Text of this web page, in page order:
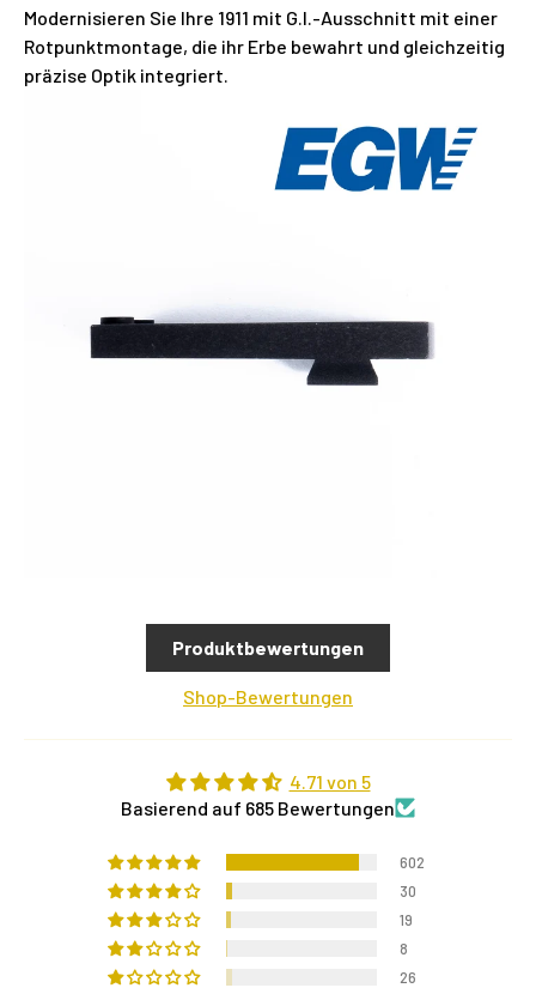
Modernisieren Sie Ihre 1911 mit G.I.-Ausschnitt mit einer
Rotpunktmontage, die ihr Erbe bewahrt und gleichzeitig
präzise Optik integriert.
Produktbewertungen
Shop-Bewertungen
4.71 von 5
Basierend auf 685 Bewertungen
602
30
19
8
26